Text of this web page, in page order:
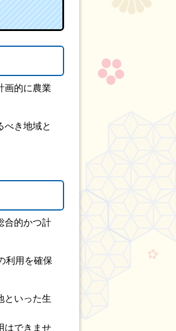
画的に農業
べき地域と
合的かつ計
利用を確保
といった生
はできませ